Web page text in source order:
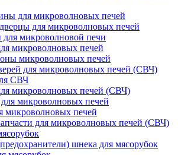
для микроволновых печей
для микроволновых печей
микроволновой печи
микроволновых печей
микроволновых печей
для микроволновых печей (СВЧ)
СВЧ
микроволновых печей (СВЧ)
микроволновых печей
микроволновых печей
для микроволновых печей (СВЧ)
шнека для мясорубок